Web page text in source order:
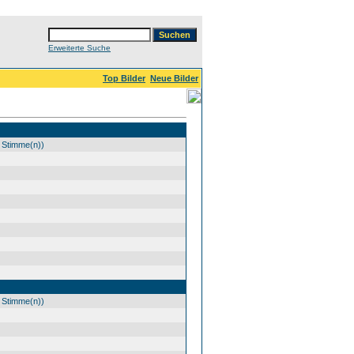
Erweiterte Suche
Top Bilder Neue Bilder